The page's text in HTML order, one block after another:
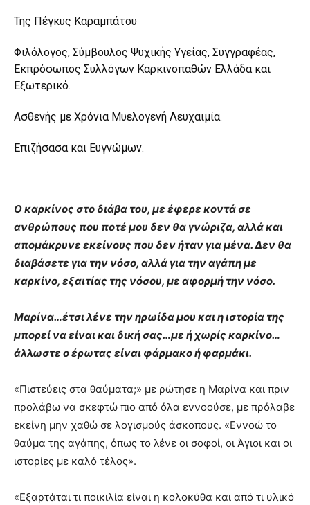
the
of
pain.
pornhun
hd
Της Πέγκυς Καραμπάτου
Φιλόλογος, Σύμβουλος Ψυχικής Υγείας, Συγγραφέας,
Εκπρόσωπος Συλλόγων Καρκινοπαθών Ελλάδα και
Εξωτερικό.
Ασθενής με Χρόνια Μυελογενή Λευχαιμία.
Επιζήσασα και Ευγνώμων.
Ο καρκίνος στο διάβα του, με έφερε κοντά σε
ανθρώπους που ποτέ μου δεν θα γνώριζα, αλλά και
απομάκρυνε εκείνους που δεν ήταν για μένα. Δεν θα
διαβάσετε για την νόσο, αλλά για την αγάπη με
καρκίνο, εξαιτίας της νόσου, με αφορμή την νόσο.
Μαρίνα…έτσι λένε την ηρωίδα μου και η ιστορία της
μπορεί να είναι και δική σας…με ή χωρίς καρκίνο…
άλλωστε ο έρωτας είναι φάρμακο ή φαρμάκι.
«Πιστεύεις στα θαύματα;» με ρώτησε η Μαρίνα και πριν
προλάβω να σκεφτώ πιο από όλα εννοούσε, με πρόλαβε
εκείνη μην χαθώ σε λογισμούς άσκοπους. «Εννοώ το
θαύμα της αγάπης, όπως το λένε οι σοφοί, οι Άγιοι και οι
ιστορίες με καλό τέλος».
«Εξαρτάται τι ποικιλία είναι η κολοκύθα και από τι υλικό